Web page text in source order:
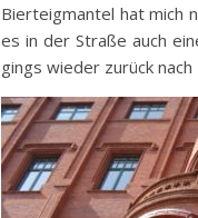
Bierteigmantel hat mich
es in der Straße auch
gings wieder zurück nach